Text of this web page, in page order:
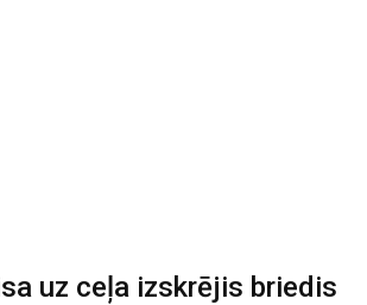
uz ceļa izskrējis briedis